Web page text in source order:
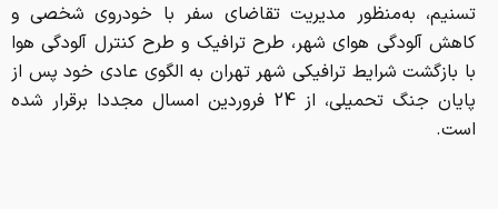
تسنیم، به‌منظور مدیریت تقاضای سفر با خودروی شخصی و
کاهش آلودگی هوای شهر، طرح ترافیک و طرح کنترل آلودگی هوا
با بازگشت شرایط ترافیکی شهر تهران به الگوی عادی خود پس از
پایان جنگ تحمیلی، از 24 فروردین امسال مجددا برقرار شده
است.